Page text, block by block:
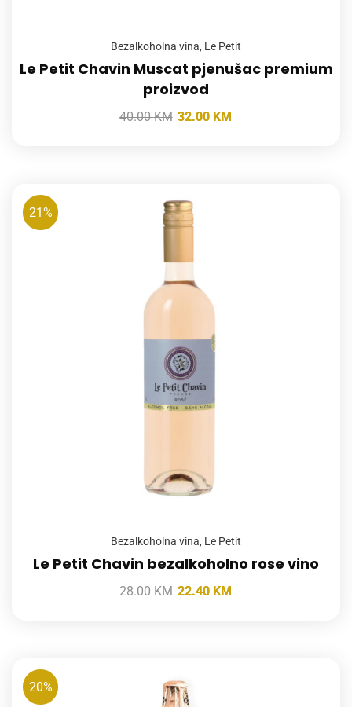
Bezalkoholna vina, Le Petit
Le Petit Chavin Muscat pjenušac premium
proizvod
40.00KM 32.00 KM
21%
Bezalkoholna vina, Le Petit
Le Petit Chavin bezalkoholno rose vino
28.00KM 22.40 KM
20%